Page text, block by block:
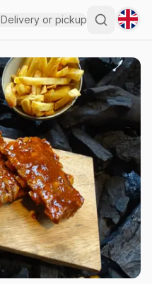
Delivery or pickup